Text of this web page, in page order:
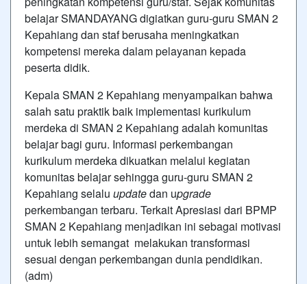
belajar SMANDAYANG digiatkan guru-guru SMAN 2
Kepahiang dan staf berusaha meningkatkan
kompetensi mereka dalam pelayanan kepada
peserta didik.
Kepala SMAN 2 Kepahiang menyampaikan bahwa
salah satu praktik baik implementasi kurikulum
merdeka di SMAN 2 Kepahiang adalah komunitas
belajar bagi guru. Informasi perkembangan
kurikulum merdeka dikuatkan melalui kegiatan
komunitas belajar sehingga guru-guru SMAN 2
Kepahiang selalu updatedan upgrade
perkembangan terbaru. Terkait Apresiasi dari BPMP
SMAN 2 Kepahiang menjadikan ini sebagai motivasi
untuk lebih semangat melakukan transformasi
sesuai dengan perkembangan dunia pendidikan.
(adm)